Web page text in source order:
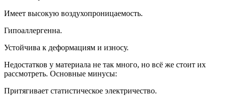
Имеет высокую воздухопроницаемость.
Гипоаллергенна.
Устойчива к деформациям и износу.
Недостатков у материала не так много, но всё же стоит их
рассмотреть. Основные минусы:
Притягивает статистическое электричество.